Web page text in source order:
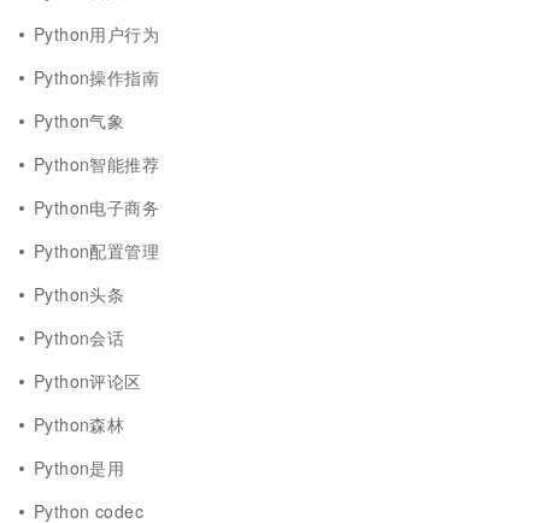
Python用户行为
Python操作指南
Python气象
Python智能推荐
Python电子商务
Python配置管理
Python头条
Python会话
Python评论区
Python森林
Python是用
Python codec